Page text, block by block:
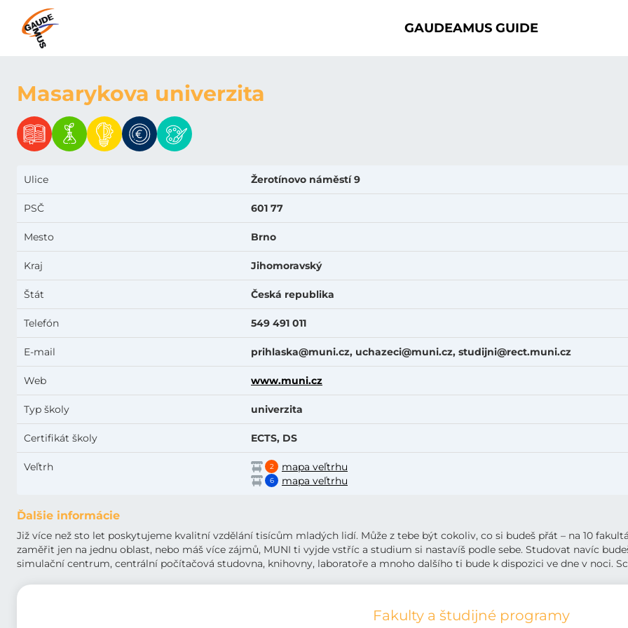
GAUDEAMUS GUIDE
Masarykova univerzita
Ulice Žerotínovo náměstí 9
PSČ 601 77
Mesto Brno
Kraj Jihomoravský
Štát Česká republika
Telefón 549 491 011
E-mail prihlaska@muni.cz, uchazeci@muni.cz, studijni@rect.muni.cz
Web www.muni.cz
Typ školy univerzita
Certifikát školy ECTS, DS
Veľtrh 2 mapa veľtrhu
6 mapa veľtrhu
Ďalšie informácie
Již více než sto let poskytujeme kvalitní vzdělání tisícům mladých lidí. Může z tebe být cokoliv, co si budeš přát – na 10
zaměřit jen na jednu oblast, nebo máš více zájmů, MUNI ti vyjde vstříc a studium si nastavíš podle sebe. Studovat navíc
simulační centrum, centrální počítačová studovna, knihovny, laboratoře a mnoho dalšího ti bude k dispozici ve dne v noci.
Fakulty a študijné programy